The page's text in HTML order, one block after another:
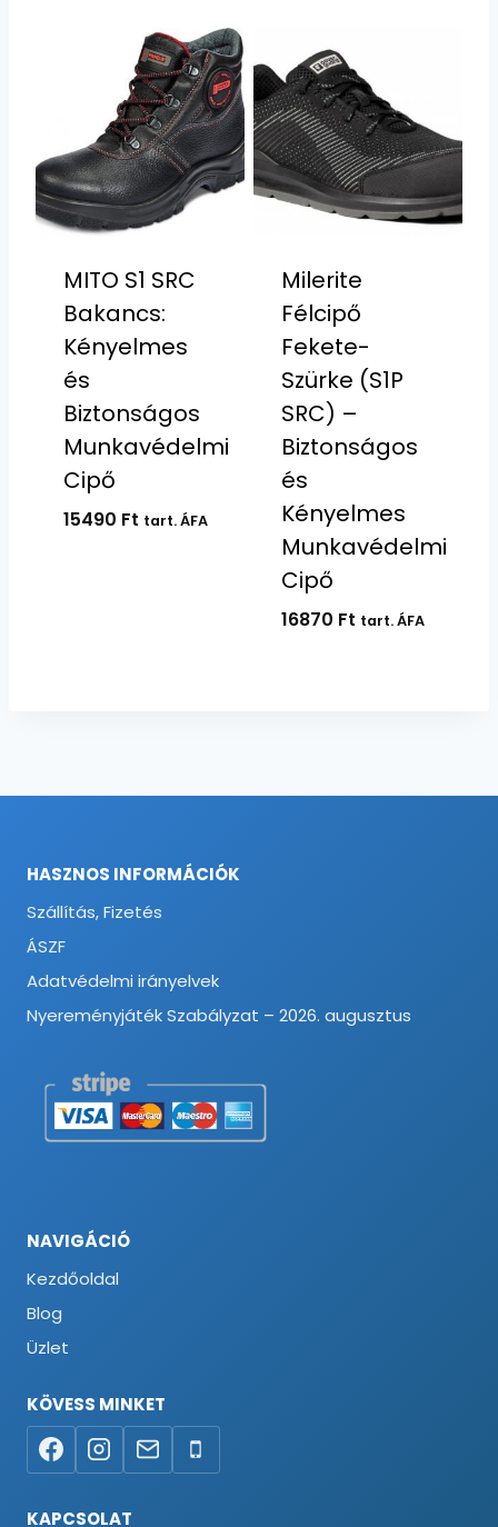
MITO S1 SRC
Bakancs:
Kényelmes
és
Biztonságos
Munkavédelmi
Cipő
15490 Ft tart. ÁFA
Milerite
Félcipő
Fekete-
Szürke (S1P
SRC) –
Biztonságos
és
Kényelmes
Munkavédelmi
Cipő
16870 Ft tart. ÁFA
HASZNOS INFORMÁCIÓK
Szállítás, Fizetés
ÁSZF
Adatvédelmi irányelvek
Nyereményjáték Szabályzat – 2026. augusztus
NAVIGÁCIÓ
Kezdőoldal
Blog
Üzlet
KÖVESS MINKET
KAPCSOLAT